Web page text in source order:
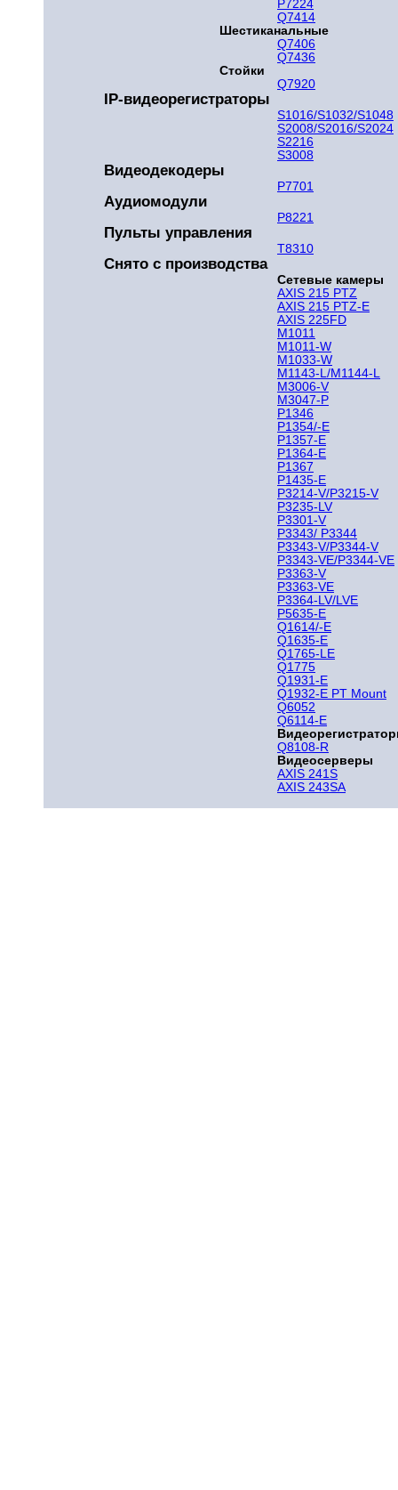
P7224
Q7414
Шестиканальные
Q7406
Q7436
Стойки
Q7920
IP-видеорегистраторы
S1016/S1032/S1048
S2008/S2016/S2024
S2216
S3008
Видеодекодеры
P7701
Аудиомодули
P8221
Пульты управления
T8310
Снято с производства
Сетевые камеры
AXIS 215 PTZ
AXIS 215 PTZ-E
AXIS 225FD
M1011
M1011-W
M1033-W
M1143-L/M1144-L
M3006-V
M3047-P
P1346
P1354/-E
P1357-E
P1364-E
P1367
P1435-E
P3214-V/P3215-V
P3235-LV
P3301-V
P3343/ P3344
P3343-V/P3344-V
P3343-VE/P3344-VE
P3363-V
P3363-VE
P3364-LV/LVE
P5635-E
Q1614/-E
Q1635-E
Q1765-LE
Q1775
Q1931-E
Q1932-E PT Mount
Q6052
Q6114-E
Q8108-R
Видеосерверы
AXIS 241S
AXIS 243SA